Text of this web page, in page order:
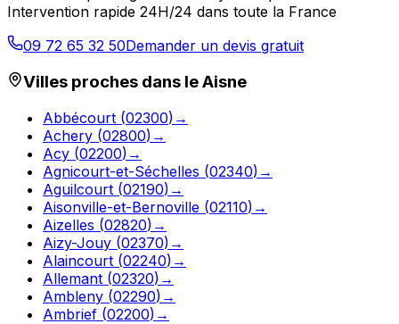
Intervention rapide 24H/24 dans toute la France
09 72 65 32 50Demander un devis gratuit
Villes proches dans leAisne
Abbécourt (02300) →
Achery (02800) →
Acy (02200) →
Agnicourt-et-Séchelles (02340) →
Aguilcourt (02190) →
Aisonville-et-Bernoville (02110) →
Aizelles (02820) →
Aizy-Jouy (02370) →
Alaincourt (02240) →
Allemant (02320) →
Ambleny (02290) →
Ambrief (02200) →